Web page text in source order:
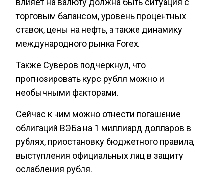
влияет на валюту должна быть ситуация с
торговым балансом, уровень процентных
ставок, цены на нефть, а также динамику
международного рынка Forex.
Также Суверов подчеркнул, что
прогнозировать курс рубля можно и
необычными факторами.
Сейчас к ним можно отнести погашение
облигаций ВЭБа на 1 миллиард долларов в
рублях, приостановку бюджетного правила,
выступления официальных лиц в защиту
ослабления рубля.